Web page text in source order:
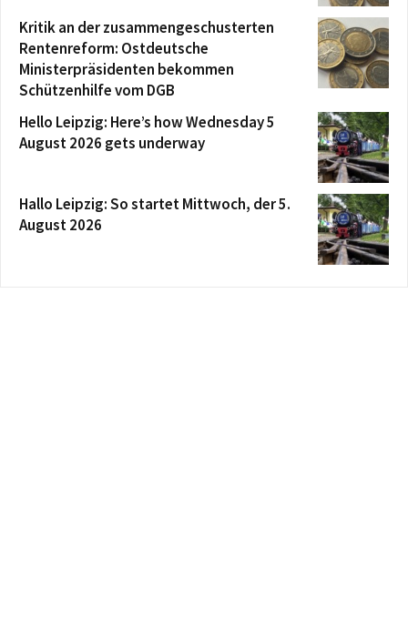
Kritik an der zusammengeschusterten
Rentenreform: Ostdeutsche
Ministerpräsidenten bekommen
Schützenhilfe vom DGB
Hello Leipzig: Here’s how Wednesday 5
August 2026 gets underway
Hallo Leipzig: So startet Mittwoch, der 5.
August 2026